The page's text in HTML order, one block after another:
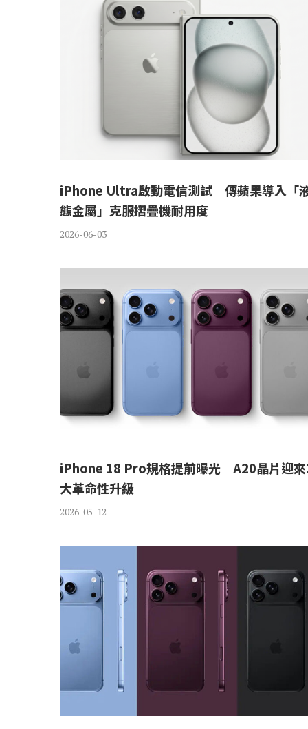
iPhone Ultra啟動電信測試 傳蘋果導入「
態金屬」克服摺疊機耐用度
2026-06-03
iPhone 18 Pro規格提前曝光 A20晶片迎
大革命性升級
2026-05-12